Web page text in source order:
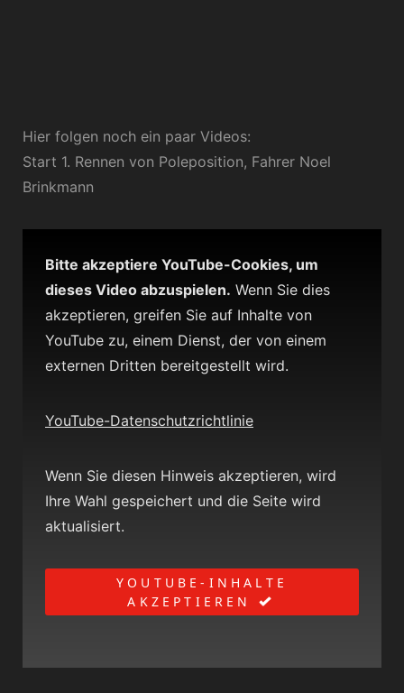
Hier folgen noch ein paar Videos:
Start 1. Rennen von Poleposition, Fahrer Noel
Brinkmann
Bitte akzeptiere YouTube-Cookies, um
dieses Video abzuspielen. Wenn Sie dies
akzeptieren, greifen Sie auf Inhalte von
YouTube zu, einem Dienst, der von einem
externen Dritten bereitgestellt wird.
YouTube-Datenschutzrichtlinie
Wenn Sie diesen Hinweis akzeptieren, wird
Ihre Wahl gespeichert und die Seite wird
aktualisiert.
YOUTUBE-INHALTE
AKZEPTIEREN